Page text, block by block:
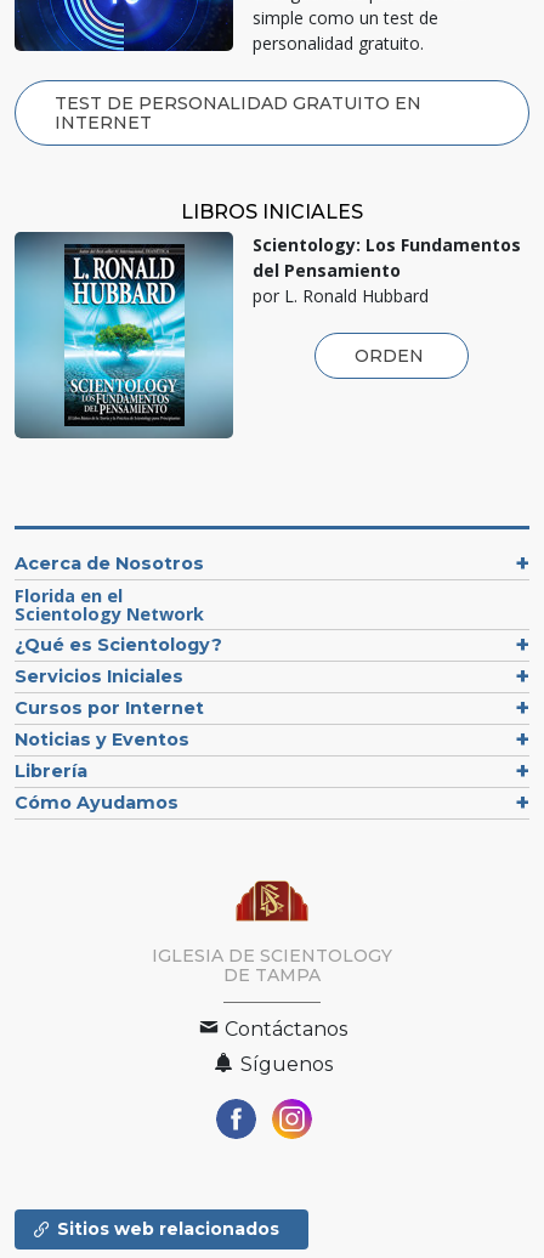
simple como un test de
personalidad gratuito.
TEST DE PERSONALIDAD GRATUITO EN
INTERNET
LIBROS INICIALES
Scientology: Los Fundamentos
del Pensamiento
por L. Ronald Hubbard
ORDEN
Acerca de Nosotros
Florida en el
Scientology Network
¿Qué es Scientology?
Servicios Iniciales
Cursos por Internet
Noticias y Eventos
Librería
Cómo Ayudamos
IGLESIA DE SCIENTOLOGY
DE TAMPA
Contáctanos
Síguenos
Sitios web relacionados